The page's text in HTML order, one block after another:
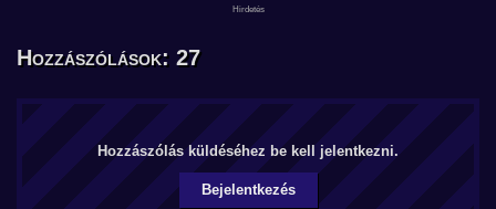
Hozzászólások: 27
Hozzászólás küldéséhez be kell jelentkezni.
Bejelentkezés